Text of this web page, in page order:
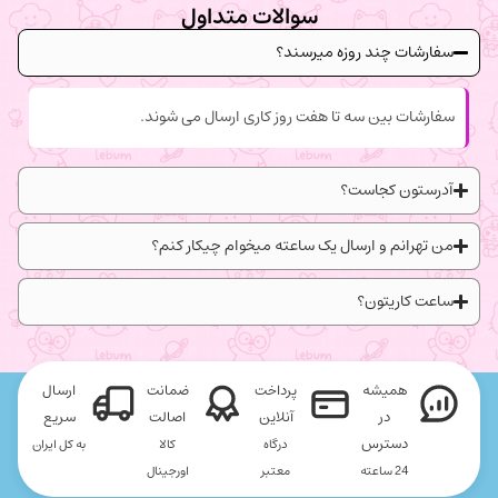
سوالات متداول
سفارشات چند روزه میرسند؟
سفارشات بین سه تا هفت روز کاری ارسال می شوند.
آدرستون کجاست؟
من تهرانم و ارسال یک ساعته میخوام چیکار کنم؟
ساعت کاریتون؟
همیشه
در
دسترس
24 ساعته
پرداخت
آنلاین
درگاه
معتبر
ضمانت
اصالت
کالا
اورجینال
ارسال
سریع
به کل ایران